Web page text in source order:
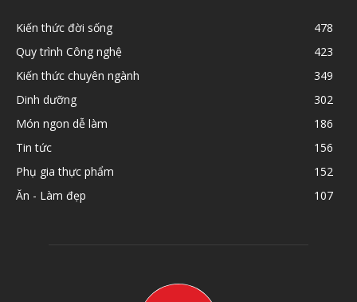
Kiến thức đời sống
478
Quy trình Công nghệ
423
Kiến thức chuyên ngành
349
Dinh dưỡng
302
Món ngon dễ làm
186
Tin tức
156
Phụ gia thực phẩm
152
Ăn - Làm đẹp
107